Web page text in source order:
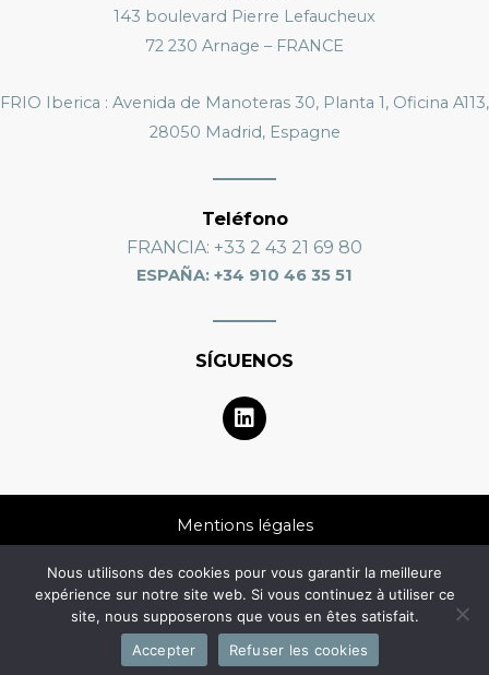
143 boulevard Pierre Lefaucheux
72 230 Arnage – FRANCE
FRIO Iberica : Avenida de Manoteras 30, Planta 1, Oficina A113,
28050 Madrid, Espagne
Teléfono
FRANCIA: +33 2 43 21 69 80
ESPAÑA: +34 910 46 35 51
SÍGUENOS
L
i
e
d
i
Mentions légales
Données personnelles
FAQ
Nous utilisons des cookies pour vous garantir la meilleure
expérience sur notre site web. Si vous continuez à utiliser ce
site, nous supposerons que vous en êtes satisfait.
Accepter
Refuser les cookies